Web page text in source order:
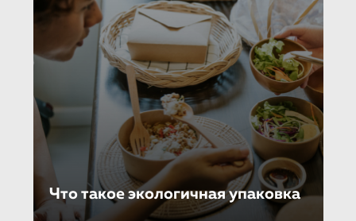
Что такое экологичная упаковка